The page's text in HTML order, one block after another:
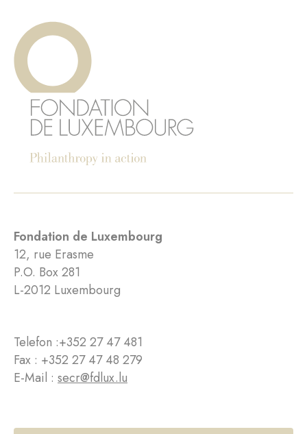
Fondation de Luxembourg
12, rue Erasme
P.O. Box 281
L-2012 Luxembourg
Telefon :+352 27 47 481
Fax : +352 27 47 48 279
E-Mail : secr@fdlux.lu